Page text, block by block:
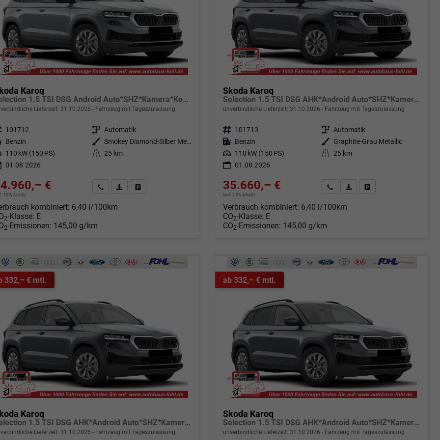
Karoq
Selection 1.5 TSI DSG Android Auto*SHZ*Kamera*Keyless*PDC v/h*Klimaauto*SUNSET*LED
Lieferzeit: 31.10.2026 Fahrzeug mit Tageszulassung
101712 Getriebe Automatik
Benzin Außenfarbe
Smokey Diamond-Silber Metallic
110 kW (150 PS) Kilometerstand 25 km
01.08.2026
€
19% MwSt.
Angebot anfordern
Fahrzeugexpose (PDF)
kombiniert: 6,40 l/100km
2-Klasse: E
2-Emissionen: 145,00 g/km
Skoda Karoq
Selection 1.5 TSI DSG AHK*Android Auto*SHZ*Kamera*Keyless*PDC v/h*Klimaauto*SUNSET*LED
unverbindliche Lieferzeit: 31.10.2026 Fahrzeug mit Tageszulassung
Fahrzeugnr. 101713 Getriebe Automatik
Kraftstoff Benzin Außenfarbe
Graphite-Grau Metallic
Leistung 110 kW (150 PS) Kilometerstand 25 km
01.08.2026
35.660,– €
incl. 19% MwSt.
Angebot anfordern
Fahrzeugexpose (PDF)
Fahrzeug parken
Verbrauch kombiniert: 6,40 l/100km
CO2-Klasse: E
CO2-Emissionen: 145,00 g/km
332,– € mtl.
Karoq
Selection 1.5 TSI DSG AHK*Android Auto*SHZ*Kamera*Keyless*PDC v/h*Klimaauto*SUNSET*LED
Lieferzeit: 31.10.2026 Fahrzeug mit Tageszulassung
ab 332,– € mtl.
Skoda Karoq
Selection 1.5 TSI DSG AHK*Android Auto*SHZ*Kamera*Keyless*PDC v/h*Klimaauto*SUNSET*LED
unverbindliche Lieferzeit: 31.10.2026 Fahrzeug mit Tageszulassung